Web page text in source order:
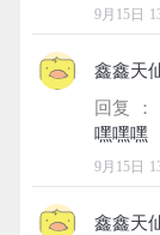
9月15日
鑫鑫天
回复 ：
9月15日
鑫鑫天